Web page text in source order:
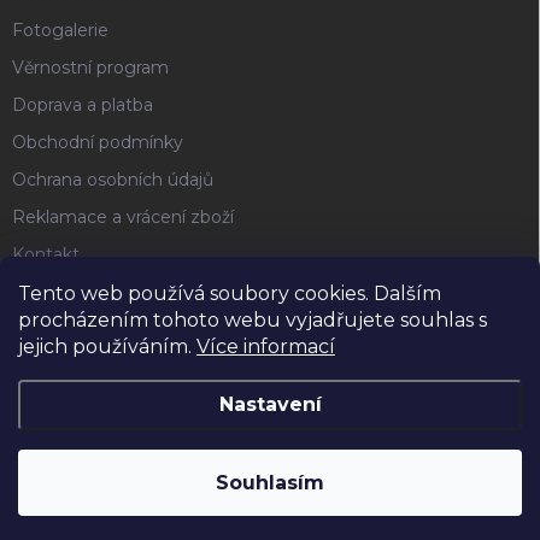
Tento web používá soubory cookies. Dalším
procházením tohoto webu vyjadřujete souhlas s
jejich používáním. Více informací
Nastavení
Souhlasím
Fotogalerie
Věrnostní program
Doprava a platba
Obchodní podmínky
Ochrana osobních údajů
Reklamace a vrácení zboží
Kontakt
FACEBOOK
Horse4u . Všechna práva vyhrazena.